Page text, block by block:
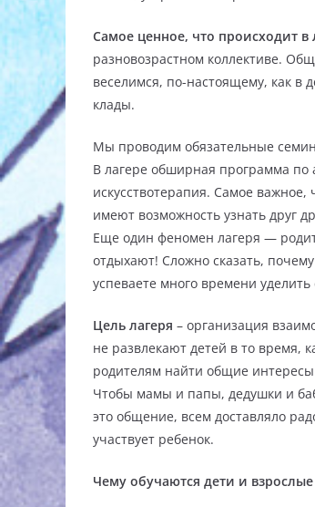
Самое ценное, что происходит в
разновозрастном коллективе.
веселимся, по-настоящему, как
клады.
Мы проводим обязательные
В лагере обширная программа по
искусствотерапия. Самое
имеют возможность узнать друг
Еще один феномен лагеря —
отдыхают! Сложно сказать,
успеваете много времени
Цель лагеря – организация
не развлекают детей в то время,
родителям найти общие
Чтобы мамы и папы, дедушки и
это общение, всем доставляло
участвует ребенок.
Чему обучаются дети и